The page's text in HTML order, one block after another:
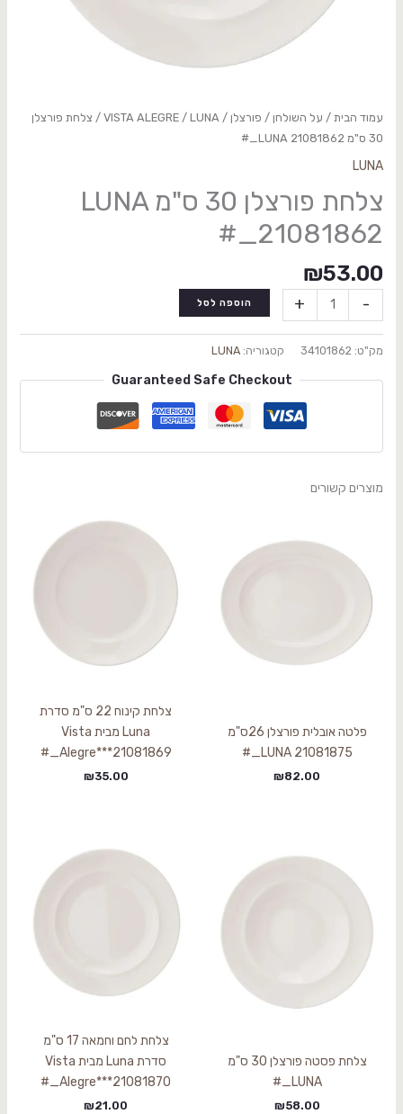
עמוד הבית/ על השולחן / פורצלן /
VISTA ALEGRE /LUNA
/ צלחת פורצלן
30 ס"מ LUNA 21081862_#
LUNA
צלחת פורצלן 30 ס"מ LUNA
21081862_#
₪53.00
-
+ הוספה לסל
מק"ט: 34101862 קטגוריה: LUNA
Guaranteed Safe Checkout
מוצרים קשורים
פלטה אובלית פורצלן 26ס"מ
LUNA 21081875_#
₪82.00
צלחת קינוח 22 ס"מ סדרת
Luna מבית Vista
Alegre***21081869_#
₪35.00
צלחת פסטה פורצלן 30 ס"מ
LUNA_#
₪58.00
צלחת לחם וחמאה 17 ס"מ
סדרת Luna מבית Vista
Alegre***21081870_#
₪21.00